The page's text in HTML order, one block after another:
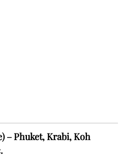
– Phuket, Krabi, Koh